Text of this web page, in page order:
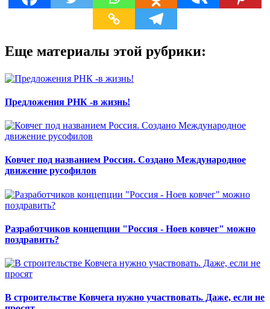
Еще материалы этой рубрики:
Предложения РНК -в жизнь!
Ковчег под названием Россия. Создано Международное
движение русофилов
Разработчиков концепции "Россия - Ноев ковчег" можно
поздравить?
В строительстве Ковчега нужно участвовать. Даже, если не